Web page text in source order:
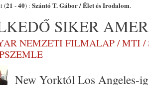
(21 -40) : Szántó T. Gábor / Élet és Irodalom.
SIKER
NEMZETI FILMALAP / MTI /
New Yorktól Los Angeles-